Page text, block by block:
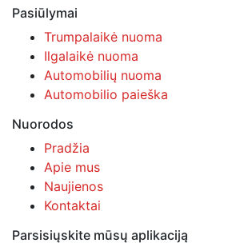
Pasiūlymai
Trumpalaikė nuoma
Ilgalaikė nuoma
Automobilių nuoma
Automobilio paieška
Nuorodos
Pradžia
Apie mus
Naujienos
Kontaktai
Parsisiųskite mūsų aplikaciją